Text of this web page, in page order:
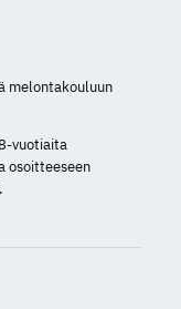
melontakouluun
vuotiaita
osoitteeseen